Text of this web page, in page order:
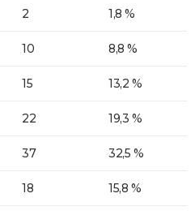
2 1,8 %
10 8,8 %
15 13,2 %
22 19,3 %
37 32,5 %
18 15,8 %